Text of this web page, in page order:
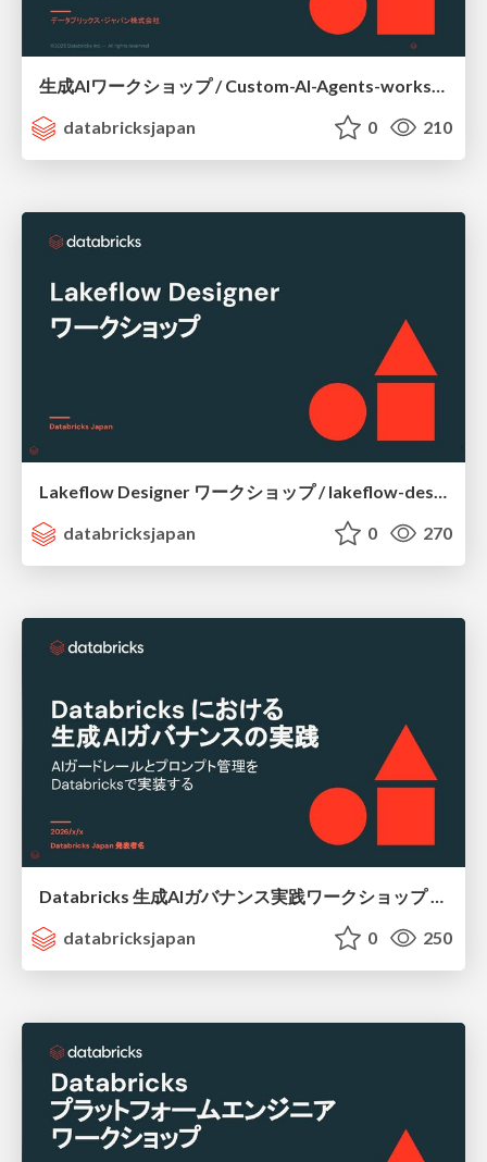
生成AIワークショップ / Custom-AI-Agents-workshop
databricksjapan
0 210
databricksjapan
0 270
Databricks 生成AIガバナンス実践ワークショップ / LLMOps-workshop
databricksjapan
0 250